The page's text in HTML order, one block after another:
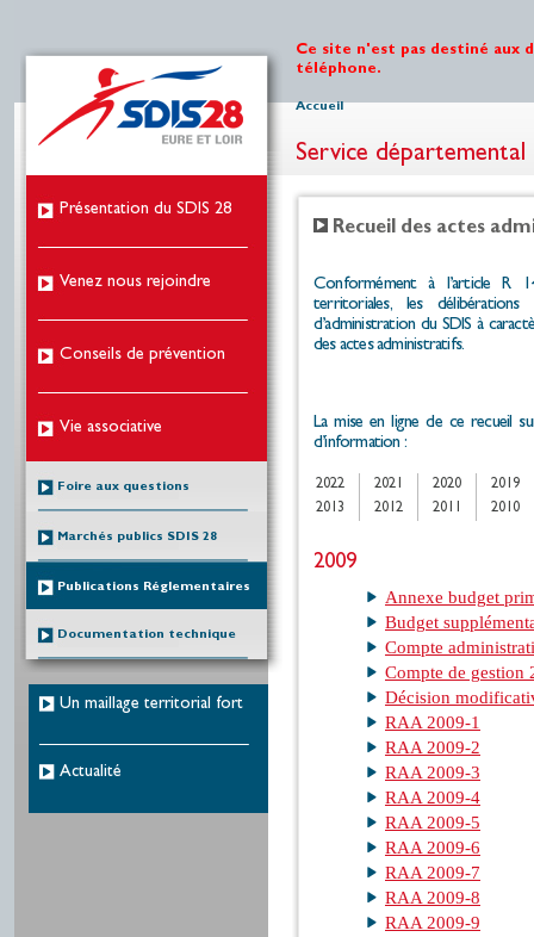
Présentation du SDIS 28
Venez nous rejoindre
Conseils de prévention
Vie associative
Foire aux questions
Marchés publics SDIS 28
Publications Réglementaires
Documentation technique
Un maillage territorial fort
Actualité
Ce site n'est pas destiné aux
téléphone.
Accueil
Service
Recueil des actes
Conformément à l’article R
territoriales, les
d’administration du SDIS à
des actes administratifs.
La mise en ligne de ce recueil
d’information :
2022 2021 2020
2019
2013
2012 2011 2010
2009
Annexe budget
Budget
Compte
Compte de gestion
Décision
RAA 2009-1
RAA 2009-2
RAA 2009-3
RAA 2009-4
RAA 2009-5
RAA 2009-6
RAA 2009-7
RAA 2009-8
RAA 2009-9